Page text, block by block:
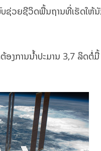
ຊ່ວຍຊີວິດພື້ນຖານທີ່ເຮັດໃຫ້
ງການນໍ້າປະມານ 3,7 ລິດຕໍ່